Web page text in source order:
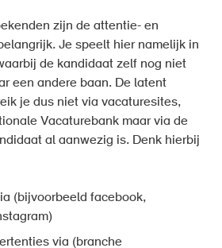
zijn de attentie- en
Je speelt hier namelijk in
de kandidaat zelf nog niet
een andere baan. De latent
je dus niet via vacaturesites,
Vacaturebank maar via de
al aanwezig is. Denk hierbij
(bijvoorbeeld facebook,
via (branche